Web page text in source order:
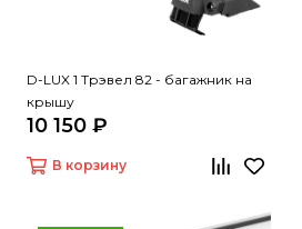
D-LUX 1 Трэвел 82 - багажник на
крышу
10 150 ₽
В корзину